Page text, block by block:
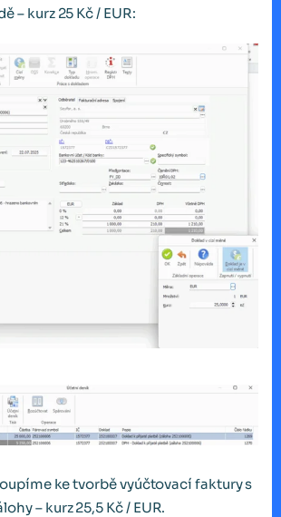
– kurz 25 Kč / EUR:
ke tvorbě vyúčtovací faktury s
– kurz 25,5 Kč / EUR.